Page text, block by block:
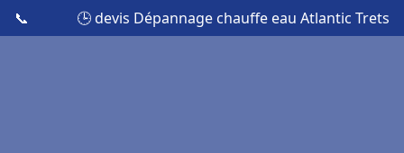
📞 🕒 devis Dépannage chauffe eau Atlantic Trets